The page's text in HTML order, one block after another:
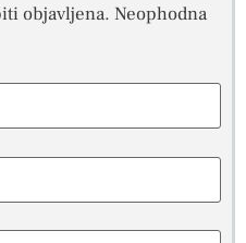
objavljena. Neophodna